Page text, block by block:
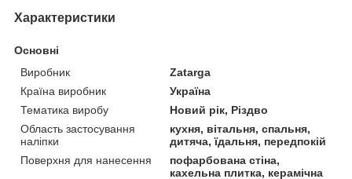
Характеристики
Основні
Виробник
Zatarga
Країна виробник
Україна
Тематика виробу
Новий рік, Різдво
Область застосування
наліпки
кухня, вітальня, спальня,
дитяча, їдальня, передпокій
Поверхня для нанесення
пофарбована стіна,
кахельна плитка, керамічна